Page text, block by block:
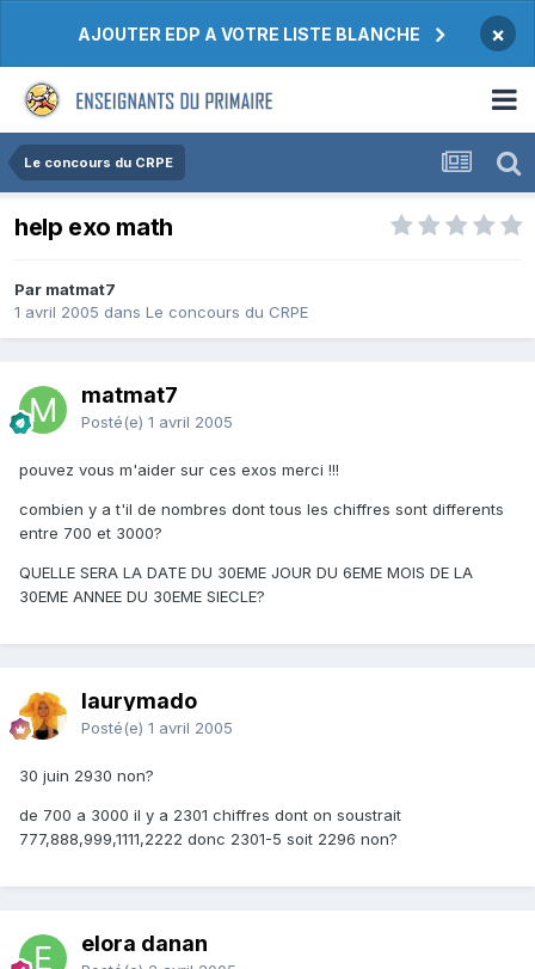
AJOUTER EDP A VOTRE LISTE BLANCHE ×
Le concours du CRPE
help exo math
Par matmat7
1 avril 2005 dans Le concours du CRPE
matmat7
Posté(e) 1 avril 2005
pouvez vous m'aider sur ces exos merci !!!
combien y a t'il de nombres dont tous les chiffres sont differents
entre 700 et 3000?
QUELLE SERA LA DATE DU 30EME JOUR DU 6EME MOIS DE LA
30EME ANNEE DU 30EME SIECLE?
laurymado
Posté(e) 1 avril 2005
30 juin 2930 non?
de 700 a 3000 il y a 2301 chiffres dont on soustrait
777,888,999,1111,2222 donc 2301-5 soit 2296 non?
elora danan